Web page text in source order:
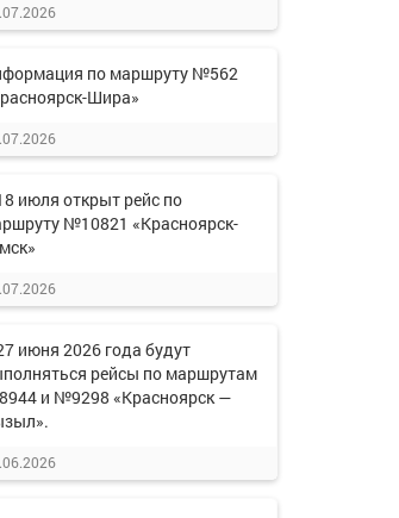
по маршруту №562
Шира»
июля открыт рейс по
№10821 «Красноярск-
июня 2026 года будут
рейсы по маршрутам
и №9298 «Красноярск —